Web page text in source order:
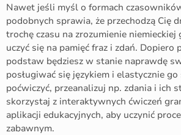
Nawet jeśli myśl o formach
podobnych sprawia, że przechodzą Cię
trochę czasu na zrozumienie
uczyć się na pamięć fraz i zdań. Dopiero
podstaw będziesz w stanie naprawdę
posługiwać się językiem i elastycznie
poćwiczyć, przeanalizuj np. zdania i ich
skorzystaj z interaktywnych ćwiczeń
aplikacji edukacyjnych, aby uczynić
zabawnym.